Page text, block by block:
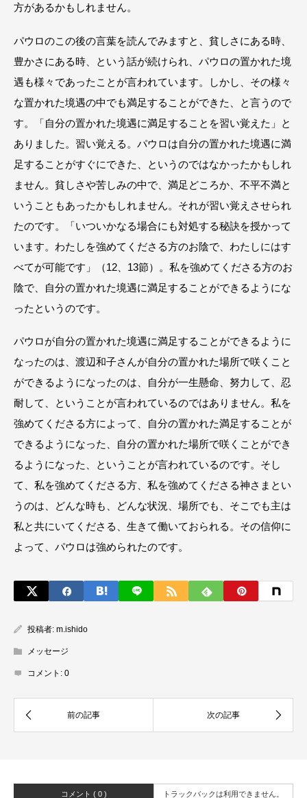
方があるかもしれません。
パウロのこの後の言葉を読んでみますと、貧しさにある時、
豊かさにある時、という話が続けられ、パウロの置かれた境
遇も様々であったことが言われています。しかし、その様々
な置かれた境遇の中でも満足することができた、と言うので
す。「自分の置かれた境遇に満足することを習い覚えた」と
ありました。習い覚える。パウロは自分の置かれた境遇に満
足することがすぐにできた、というのではなかったかもしれ
ません。貧しさや苦しみの中で、満足どころか、不平不満と
いうこともあったかもしれません。それが習い覚えさせられ
たのです。「いついかなる場合にも対処する秘訣を授かって
います。わたしを強めてくださる方のお陰で、わたしにはす
べてが可能です」（12、13節）。私を強めてくださる方のお
陰で、自分の置かれた境遇に満足することができるようにな
ったというのです。
パウロが自分の置かれた境遇に満足することができるように
なったのは、渡辺和子さんが自分の置かれた場所で咲くこと
ができるようになったのは、自分が一生懸命、努力して、忍
耐して、ということが言われているのではありません。私を
強めてくださる方によって、自分の置かれた満足することが
できるようになった、自分の置かれた場所で咲くことができ
るようになった、ということが言われているのです。そし
て、私を強めてくださる方、私を強めてくださる神さまとい
うのは、どんな時も、どんな状況、場所でも、そこでも主は
私と共にいてくださる、生きて働いておられる。その信仰に
よって、パウロは強められたのです。
投稿者: m.ishido
メッセージ
コメント: 0
コメント ( 0 ) トラックバックは利用できません。